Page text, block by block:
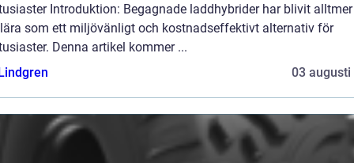
Introduktion: Begagnade laddhybrider har blivit alltmer
som ett miljövänligt och kostnadseffektivt alternativ för
Denna artikel kommer ...
03 augusti